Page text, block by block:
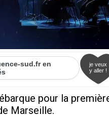
sud.fr en
je veux
y aller !
pour la
Marseille.